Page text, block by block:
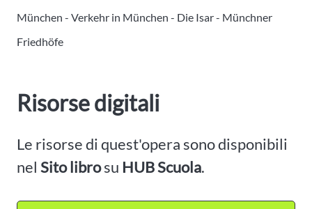
München - Verkehr in München - Die Isar - Münchner
Friedhöfe
Risorse digitali
Le risorse di quest'opera sono disponibili
nel Sito librosu HUB Scuola.